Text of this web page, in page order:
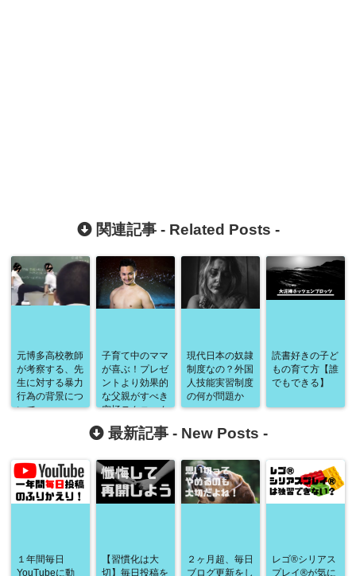
関連記事 - Related Posts -
元博多高校教師
が考察する、先
生に対する暴力
行為の背景につ
いて
子育て中のママ
が喜ぶ！プレゼ
ントより効果的
な父親がすべき
究極テクニック
を無料で公開
現代日本の奴隷
制度なの？外国
人技能実習制度
の何が問題か
読書好きの子ど
もの育て方【誰
でもできる】
最新記事 - New Posts -
１年間毎日
YouTubeに動
【習慣化は大
切】毎日投稿を
２ヶ月超、毎日
ブログ更新をし
レゴ®シリアス
プレイ®が気に